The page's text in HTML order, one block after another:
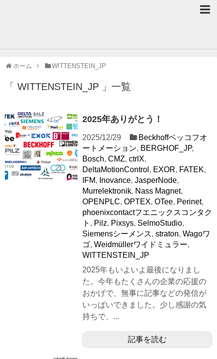
ホーム WITTENSTEIN_JP
「 WITTENSTEIN_JP 」一覧
2025年ありがとう！
2025/12/29
Beckhoffベッコフオ
ートメーション, BERGHOF_JP,
Bosch, CMZ, ctrlX,
DeltaMotionControl , EXOR, FATEK,
IFM, Inovance, JasperNode,
Murrelektronik, Nass Magnet,
OPENPLC, OPTEX, OTee, Perinet,
phoenixcontactフエニックスコンタク
ト , Pilz, Pixsys, SelmoStudio,
Siemensシーメンス, straton, Wagoワ
ゴ, Weidmüllerワイドミュラー,
WITTENSTEIN_JP
2025年もいよいよ最後になりまし
た。今年もたくさんの企業の応援の
おかげで、無事に記事などの発信が
いっぱいできました。少し感謝の気
持ちで、...
記事を読む